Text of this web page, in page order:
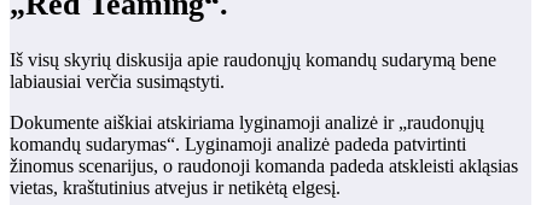
Iš visų skyrių diskusija apie raudonųjų komandų sudarymą bene
labiausiai verčia susimąstyti.
Dokumente aiškiai atskiriama lyginamoji analizė ir „raudonųjų
komandų sudarymas“. Lyginamoji analizė padeda patvirtinti
žinomus scenarijus, o raudonoji komanda padeda atskleisti akląsias
vietas, kraštutinius atvejus ir netikėtą elgesį.